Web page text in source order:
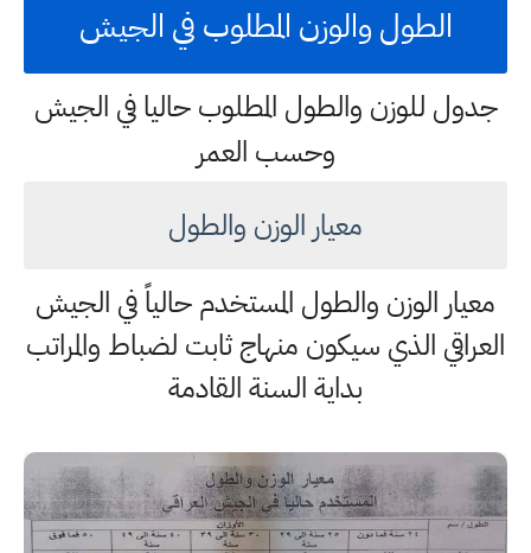
الطول والوزن المطلوب في الجيش
جدول للوزن والطول المطلوب حاليا في الجيش
وحسب العمر
معيار الوزن والطول
معيار الوزن والطول المستخدم حالياً في الجيش
العراقي الذي سيكون منهاج ثابت لضباط والمراتب
بداية السنة القادمة